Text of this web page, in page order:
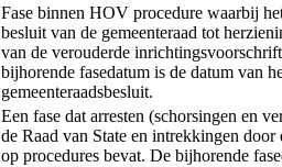
Fase binnen HOV procedure waarbij
besluit van de gemeenteraad tot
van de verouderde
bijhorende fasedatum is de datum van
gemeenteraadsbesluit.
Een fase dat arresten (schorsingen en
de Raad van State en intrekkingen door
op procedures bevat. De bijhorende